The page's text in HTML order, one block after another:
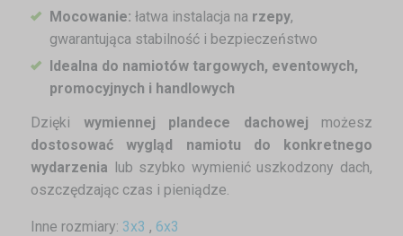
Mocowanie: łatwa instalacja na rzepy,
gwarantująca stabilność i bezpieczeństwo
Idealna do namiotów targowych, eventowych,
promocyjnych i handlowych
Dzięki wymiennej plandece dachowej możesz
dostosować wygląd namiotu do konkretnego
wydarzenia lub szybko wymienić uszkodzony dach,
oszczędzając czas i pieniądze.
Inne rozmiary: 3x3 , 6x3